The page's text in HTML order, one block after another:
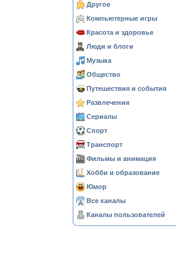
Другое
Компьютерные игры
Красота и здоровье
Люди и блоги
Музыка
Общество
Путешествия и события
Развлечения
Сериалы
Спорт
Транспорт
Фильмы и анимация
Хобби и образование
Юмор
Все каналы
Каналы пользователей